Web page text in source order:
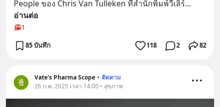
People ของ Chris Van Tulleken ที่สำนักพิมพ์วีเลิร์
อ่านต่อ
1
85 บันทึก 118 2 82
Vate's Pharma Scope • ติดตาม
26 ก.พ. 2025 เวลา 14:00 • สุขภาพ